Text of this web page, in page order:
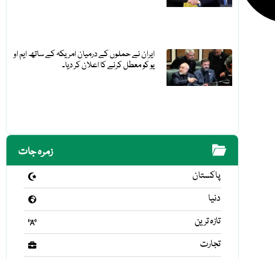
ایران نے حملوں کے درمیان امریکہ کے ساتھ ایم او
یو کو معطل کرنے کا اعلان کر دیا۔
زمرہ جات
پاکستان
دنیا
تازہ ترین
تجارت